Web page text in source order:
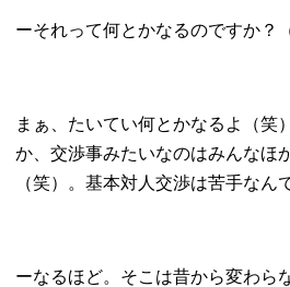
ーそれって何とかなるのですか？
まぁ、たいてい何とかなるよ（笑
か、交渉事みたいなのはみんなほ
（笑）。基本対人交渉は苦手なん
ーなるほど。そこは昔から変わら